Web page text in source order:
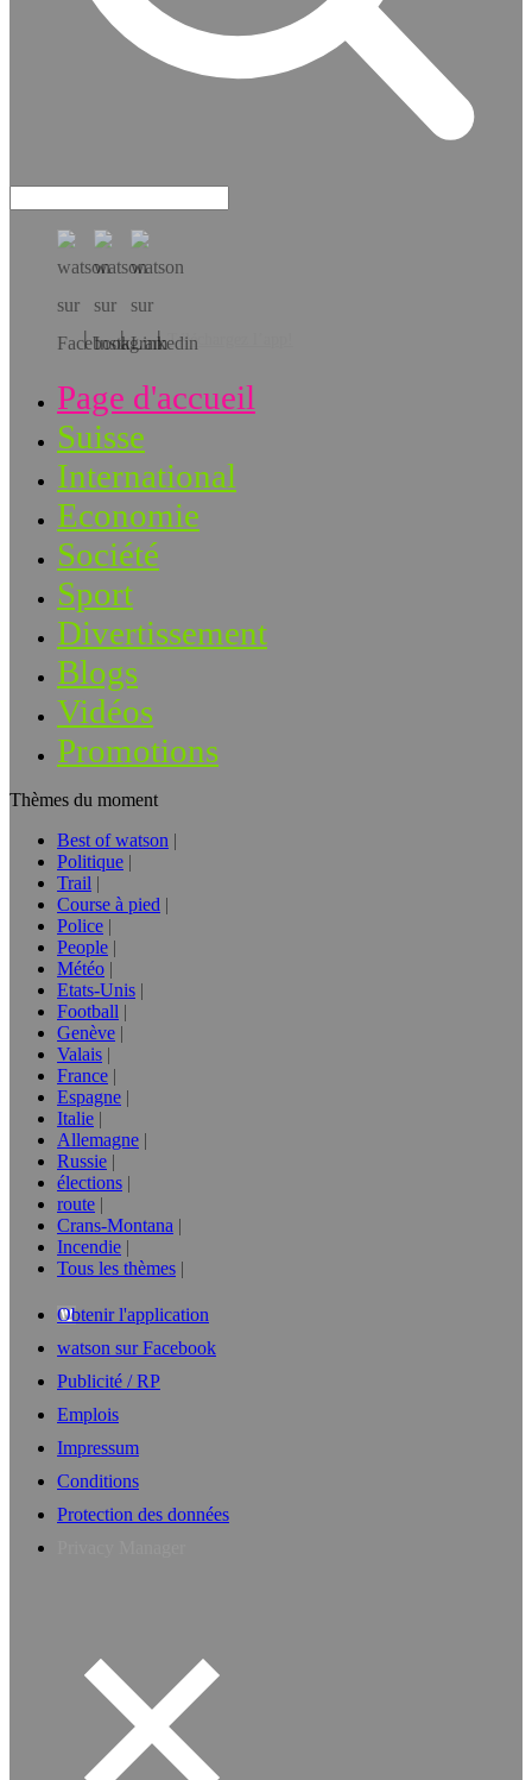
Téléchargez l’app!
Page d'accueil
Suisse
International
Economie
Société
Sport
Divertissement
Blogs
Vidéos
Promotions
Thèmes du moment
Best of watson
Politique
Trail
Course à pied
Police
People
Météo
Etats-Unis
Football
Genève
Valais
France
Espagne
Italie
Allemagne
Russie
élections
route
Crans-Montana
Incendie
Tous les thèmes
Obtenir l'application
watson sur Facebook
Publicité / RP
Emplois
Impressum
Conditions
Protection des données